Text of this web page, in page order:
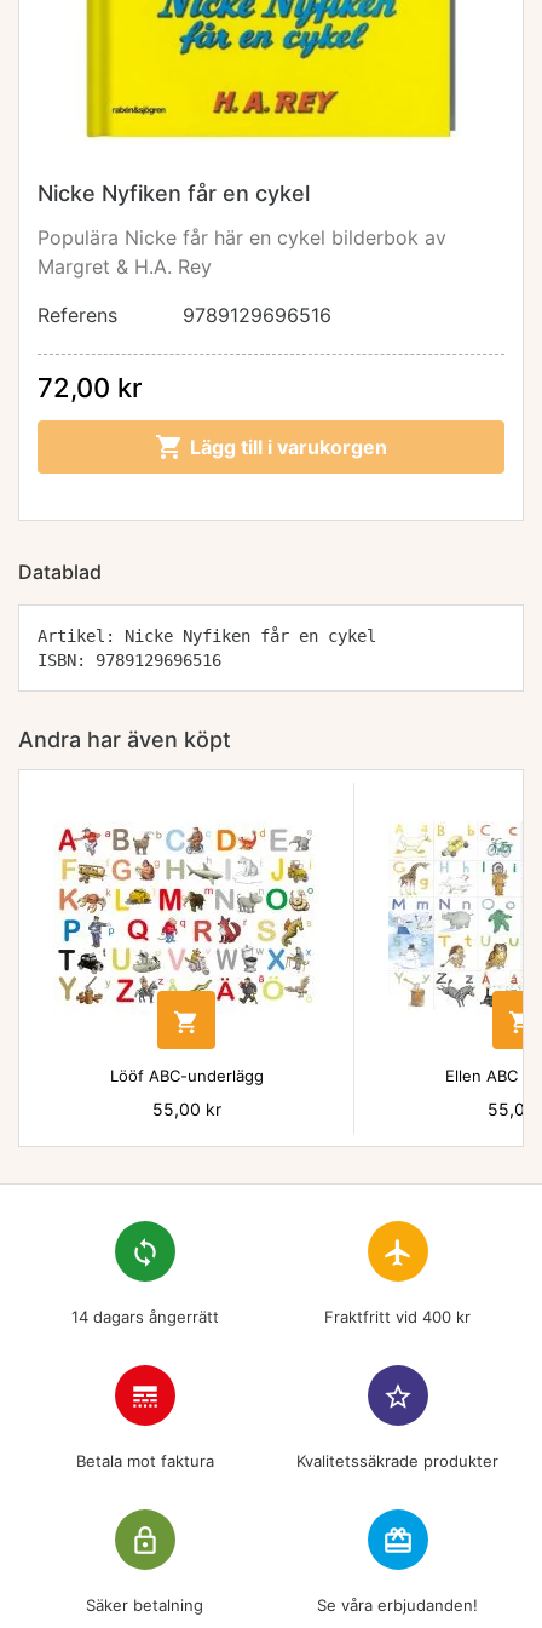
Nicke Nyfiken får en cykel
Populära Nicke får här en cykel bilderbok av
Margret & H.A. Rey
Referens
9789129696516
72,00 kr
 Lägg till i varukorgen
Datablad
Artikel: Nicke Nyfiken får en cykel
ISBN: 9789129696516
Andra har även köpt

Lööf ABC-underlägg
Pris
55,00 kr

Ellen ABC
Pris
55,00
loop
14 dagars ångerrätt
flight
Fraktfritt vid 400 kr
line_style
Betala mot faktura
star_border
Kvalitetssäkrade produkter
lock_outline
Säker betalning
redeem
Se våra erbjudanden!